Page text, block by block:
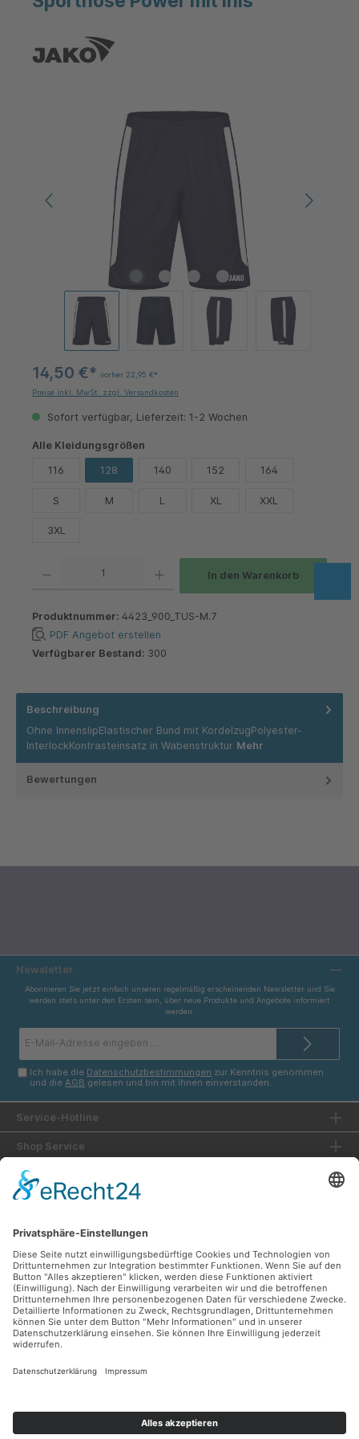
Bildergalerie überspringen
14,50 €* vorher 22,95 €*
Preise inkl. MwSt. zzgl. Versandkosten
Sofort verfügbar, Lieferzeit: 1-2 Wochen
Alle Kleidungsgrößen
116 128 140 152 164
S M L XL XXL
3XL
Produkt Anzahl: Gib den gewünschten Wert ein oder benutze die Schaltflächen um die
In den Warenkorb
Produktnummer: 4423_900_TUS-M.7
PDF Angebot erstellen
Verfügbarer Bestand: 300
Beschreibung
Ohne InnenslipElastischer Bund mit KordelzugPolyester-
InterlockKontrasteinsatz in Wabenstruktur Mehr
Bewertungen
Newsletter
Abonnieren Sie jetzt einfach unseren regelmäßig erscheinenden Newsletter und Sie
werden stets unter den Ersten sein, über neue Produkte und Angebote informiert
werden.
Mail-
Ich habe die Datenschutzbestimmungen zur Kenntnis genommen
und dieAGB gelesen und bin mit ihnen einverstanden.
Service-Hotline
Shop Service
Informationen
Versandarten
Unsere Communities
Zahlungsarten
Ladengeschäft